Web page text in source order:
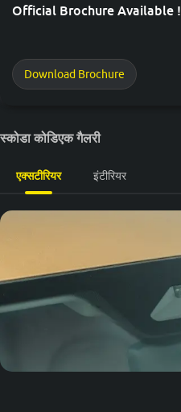
Official Brochure Available !
Download Brochure
स्कोडा कोडिएक गैलरी
एक्सटीरियर इंटीरियर